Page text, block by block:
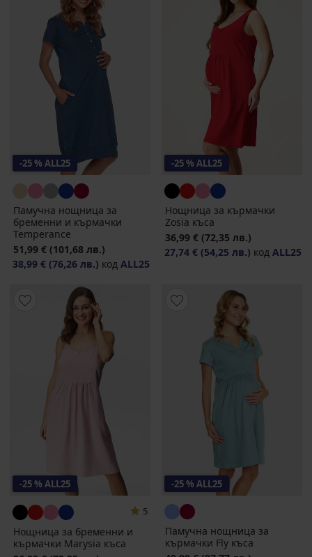
-25 % ALL25
Памучна нощница за
бременни и кърмачки
Temperance
51,99 € (101,68 лв.)
38,99 € (76,26 лв.) код ALL25
-25 % ALL25
Нощница за кърмачки
Zosia къса
36,99 € (72,35 лв.)
27,74 € (54,25 лв.) код ALL25
-25 % ALL25
5
Нощница за бременни и
кърмачки Marysia къса
-25 % ALL25
Памучна нощница за
кърмачки Fly къса